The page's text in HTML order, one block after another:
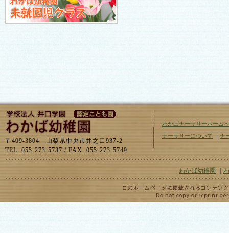
〒409-3804 山梨県中央市井之口937-2
TEL. 055-273-5737 / FAX. 055-273-5749
わかばナーサリーホーム
ナーサリーについて ｜ ナ
わかば幼稚園